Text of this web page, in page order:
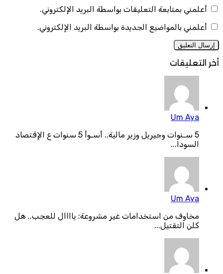
أعلمني بمتابعة التعليقات بواسطة البريد الإلكتروني.
أعلمني بالمواضيع الجديدة بواسطة البريد الإلكتروني.
أخر التعليقات
Um Aya
5 سـنوات وجيريل وزير مالية.. أسـوأ 5 سنوات ع الإقتصاد
السودا...
Um Aya
مخاوف من استخدامات غير مشروعة: ياااال للعجب.. هل
كلن التقتيل...